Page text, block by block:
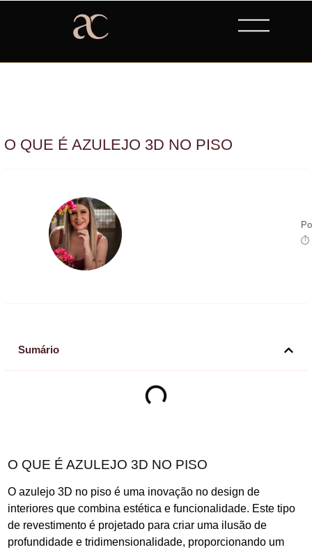
O QUE É AZULEJO 3D NO PISO
⏱
Sumário
O QUE É AZULEJO 3D NO PISO
O azulejo 3D no piso é uma inovação no design de
interiores que combina estética e funcionalidade. Este tipo
de revestimento é projetado para criar uma ilusão de
profundidade e tridimensionalidade, proporcionando um